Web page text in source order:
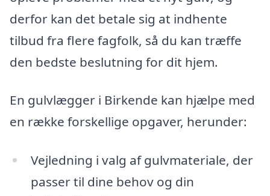
derfor kan det betale sig at indhente
tilbud fra flere fagfolk, så du kan træffe
den bedste beslutning for dit hjem.
En gulvlægger i Birkende kan hjælpe med
en række forskellige opgaver, herunder:
Vejledning i valg af gulvmateriale, der
passer til dine behov og din